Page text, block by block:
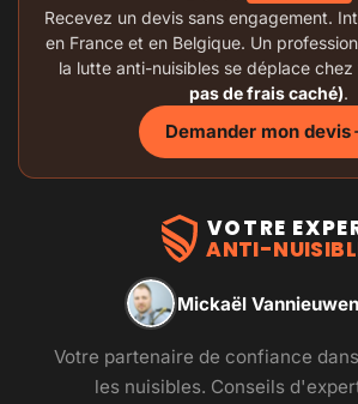
Recevez un devis sans engagement.
en France et en Belgique. Un
la lutte anti-nuisibles se déplace chez
pas de frais caché).
Demander mon devis
VOTRE
ANTI-
Mickaël
Votre partenaire de confiance
les nuisibles. Conseils